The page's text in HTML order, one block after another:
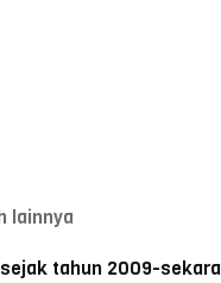
lainnya
sejak tahun 2009-